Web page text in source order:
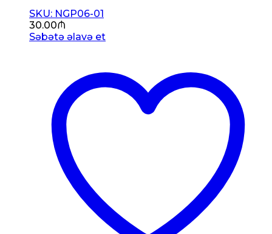
SKU: NGP06-01
30.00₼
Səbətə əlavə et